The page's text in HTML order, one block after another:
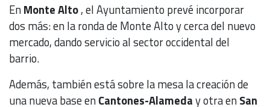
EnMonte Alto, el Ayuntamiento prevé incorporar
dos más: en la ronda de Monte Alto y cerca del nuevo
mercado, dando servicio al sector occidental del
barrio.
Además, también está sobre la mesa la creación de
una nueva base enCantones-Alameday otra enSan